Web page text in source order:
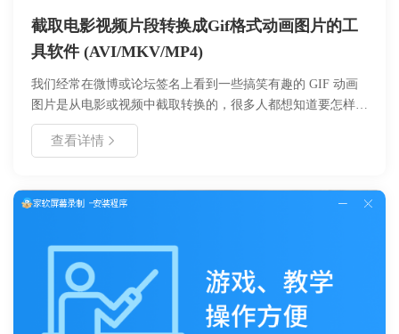
截取电影视频片段转换成Gif格式动画图片的工
具软件 (AVI/MKV/MP4)
我们经常在微博或论坛签名上看到一些搞笑有趣的 GIF 动画
图片是从电影或视频中截取转换的，很多人都想知道要怎样才
能制作出这种GIF动态图片，其实利用好哈视频截取GIF专家
你也能轻松制作！
查看详情